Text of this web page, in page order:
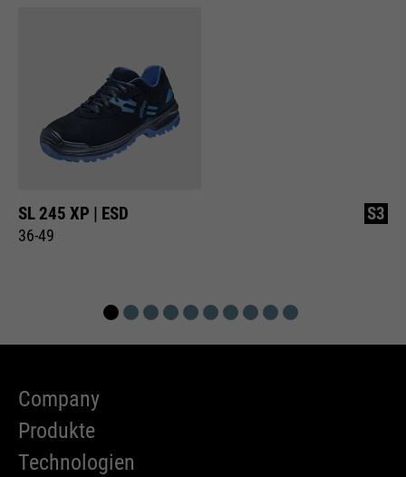
SL 245 XP | ESD
36-49
S3
Company
Produkte
Technologien